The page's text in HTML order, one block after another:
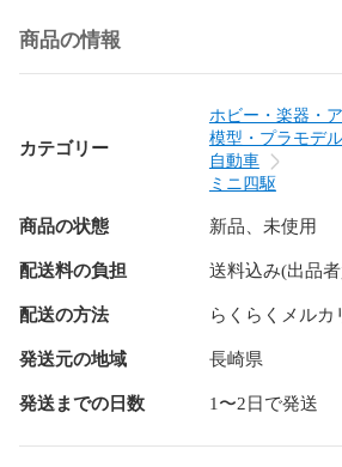
⚫製法による、面のざらつき・小キズが
品質検査を実施の上、使用と機能に問
で出荷させていただいております。
製品到着時に破損などございましたら
取引メッセージ内にて対応させていた
対応させていただきます。
よろしくお願いします。
セイCHAN@クラフト&カスタマイジン
#ミニ四駆
#治具
商品の情報
カテゴリー
ホビー・楽器・
模型・プラモデル
自動車
ミニ四駆
商品の状態 新品、未使用
配送料の負担 送料込み(出品
配送の方法 らくらくメルカ
発送元の地域 長崎県
発送までの日数 1〜2日で発送